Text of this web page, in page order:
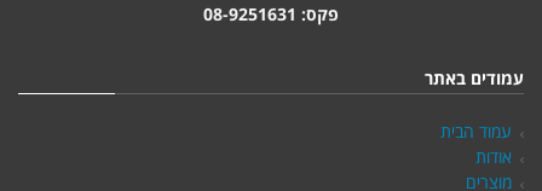
פקס: 08-9251631
עמודים באתר
עמוד הבית
אודות
מוצרים